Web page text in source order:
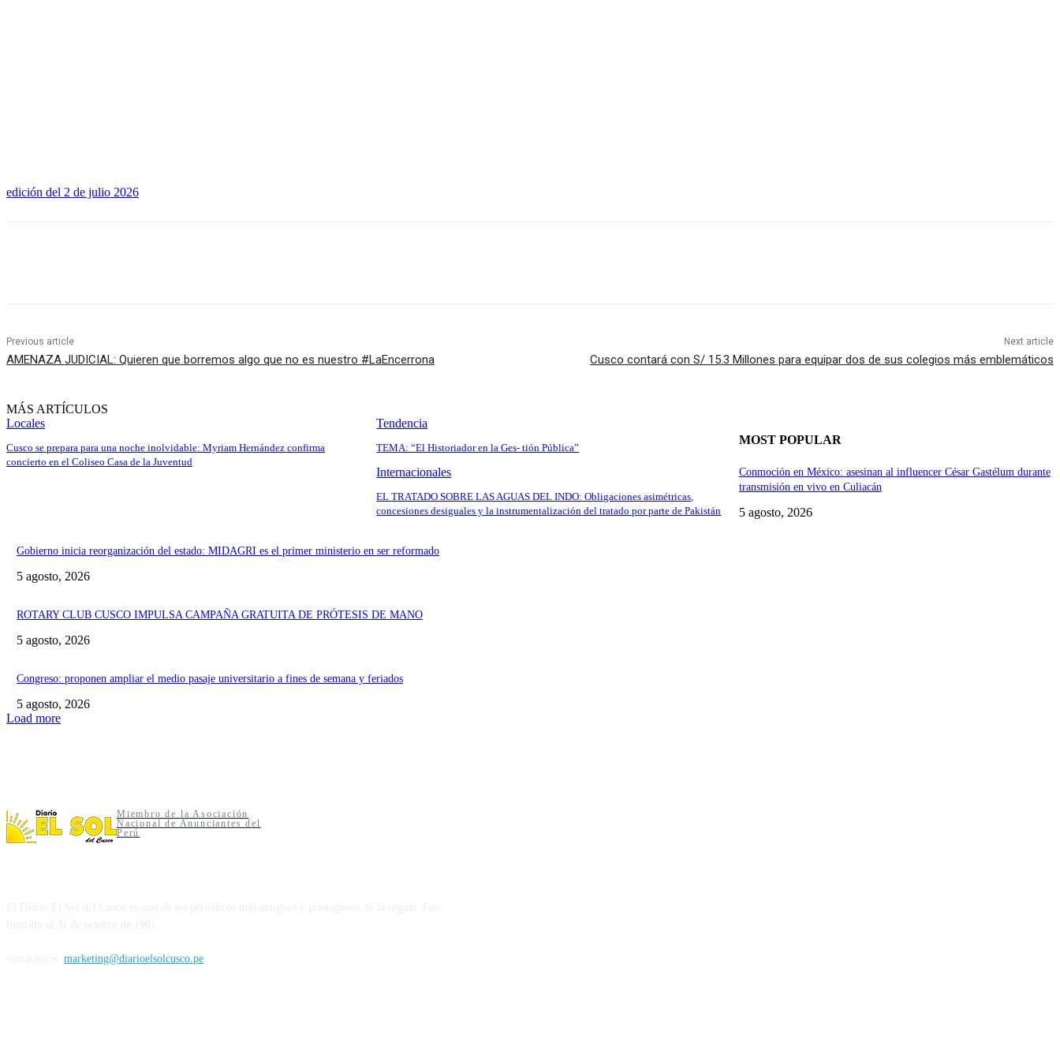
edición del 2 de julio 2026
Previous article
AMENAZA JUDICIAL: Quieren que borremos algo que no es nuestro #LaEncerrona
Next article
Cusco contará con S/ 15.3 Millones para equipar dos de sus colegios más emblemáticos
MÁS ARTÍCULOS
Locales
Cusco se prepara para una noche inolvidable: Myriam Hernández confirma
concierto en el Coliseo Casa de la Juventud
Tendencia
TEMA: “El Historiador en la Ges- tión Pública”
Internacionales
EL TRATADO SOBRE LAS AGUAS DEL INDO: Obligaciones asimétricas,
concesiones desiguales y la instrumentalización del tratado por parte de Pakistán
MOST POPULAR
Conmoción en México: asesinan al influencer César Gastélum durante
transmisión en vivo en Culiacán
5 agosto, 2026
Gobierno inicia reorganización del estado: MIDAGRI es el primer ministerio en ser reformado
5 agosto, 2026
ROTARY CLUB CUSCO IMPULSA CAMPAÑA GRATUITA DE PRÓTESIS DE MANO
5 agosto, 2026
Congreso: proponen ampliar el medio pasaje universitario a fines de semana y feriados
5 agosto, 2026
Load more
Miembro de la Asociación
Nacional de Anunciantes del
Perú
marketing@diarioelsolcusco.pe